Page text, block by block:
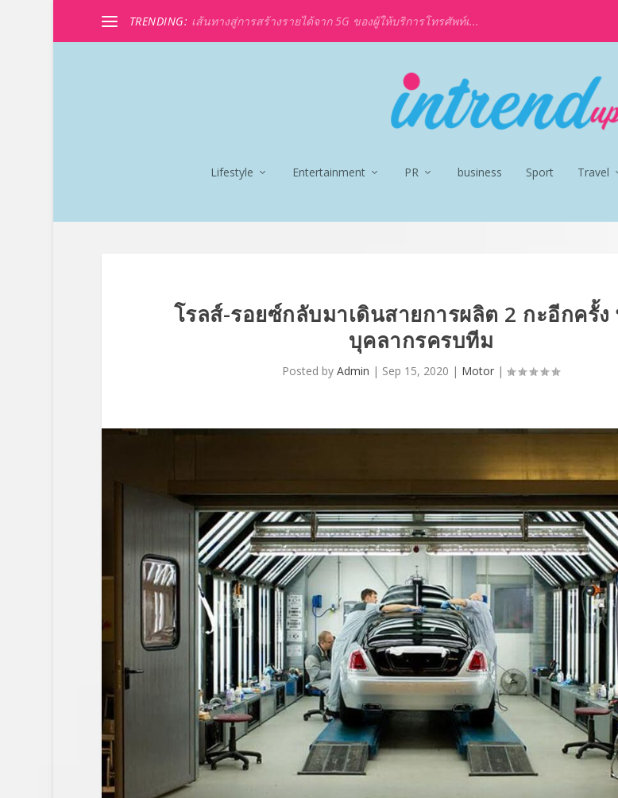
TRENDING: เส้นทางสู่การสร้างรายได้จาก 5G ของผู้ให้บริการโทรศัพท์เ...
Lifestyle Entertainment PR business Sport Travel
โรลส์-รอยซ์กลับมาเดินสายการผลิต 2 กะอีกครั้ง
บุคลากรครบทีม
Posted byAdmin | Sep 15, 2020 | Motor |